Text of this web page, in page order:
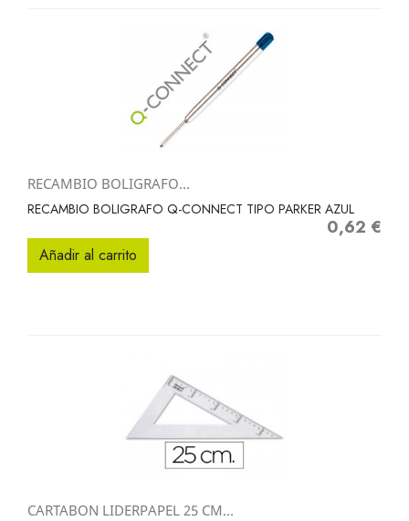
RECAMBIO BOLIGRAFO...
RECAMBIO BOLIGRAFO Q-CONNECT TIPO PARKER AZUL
Precio
0,62 €
Añadir al carrito
CARTABON LIDERPAPEL 25 CM...